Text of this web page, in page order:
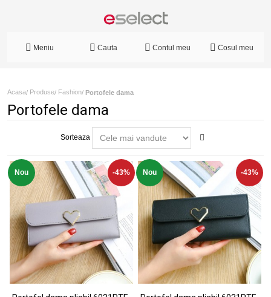
Meniu Cauta Contul meu Cosul meu
Acasa/ Produse/ Fashion/ Portofele dama
Portofele dama
Sorteaza
Nou -43% Nou -43%